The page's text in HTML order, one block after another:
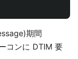
期間
コンに DTIM 要